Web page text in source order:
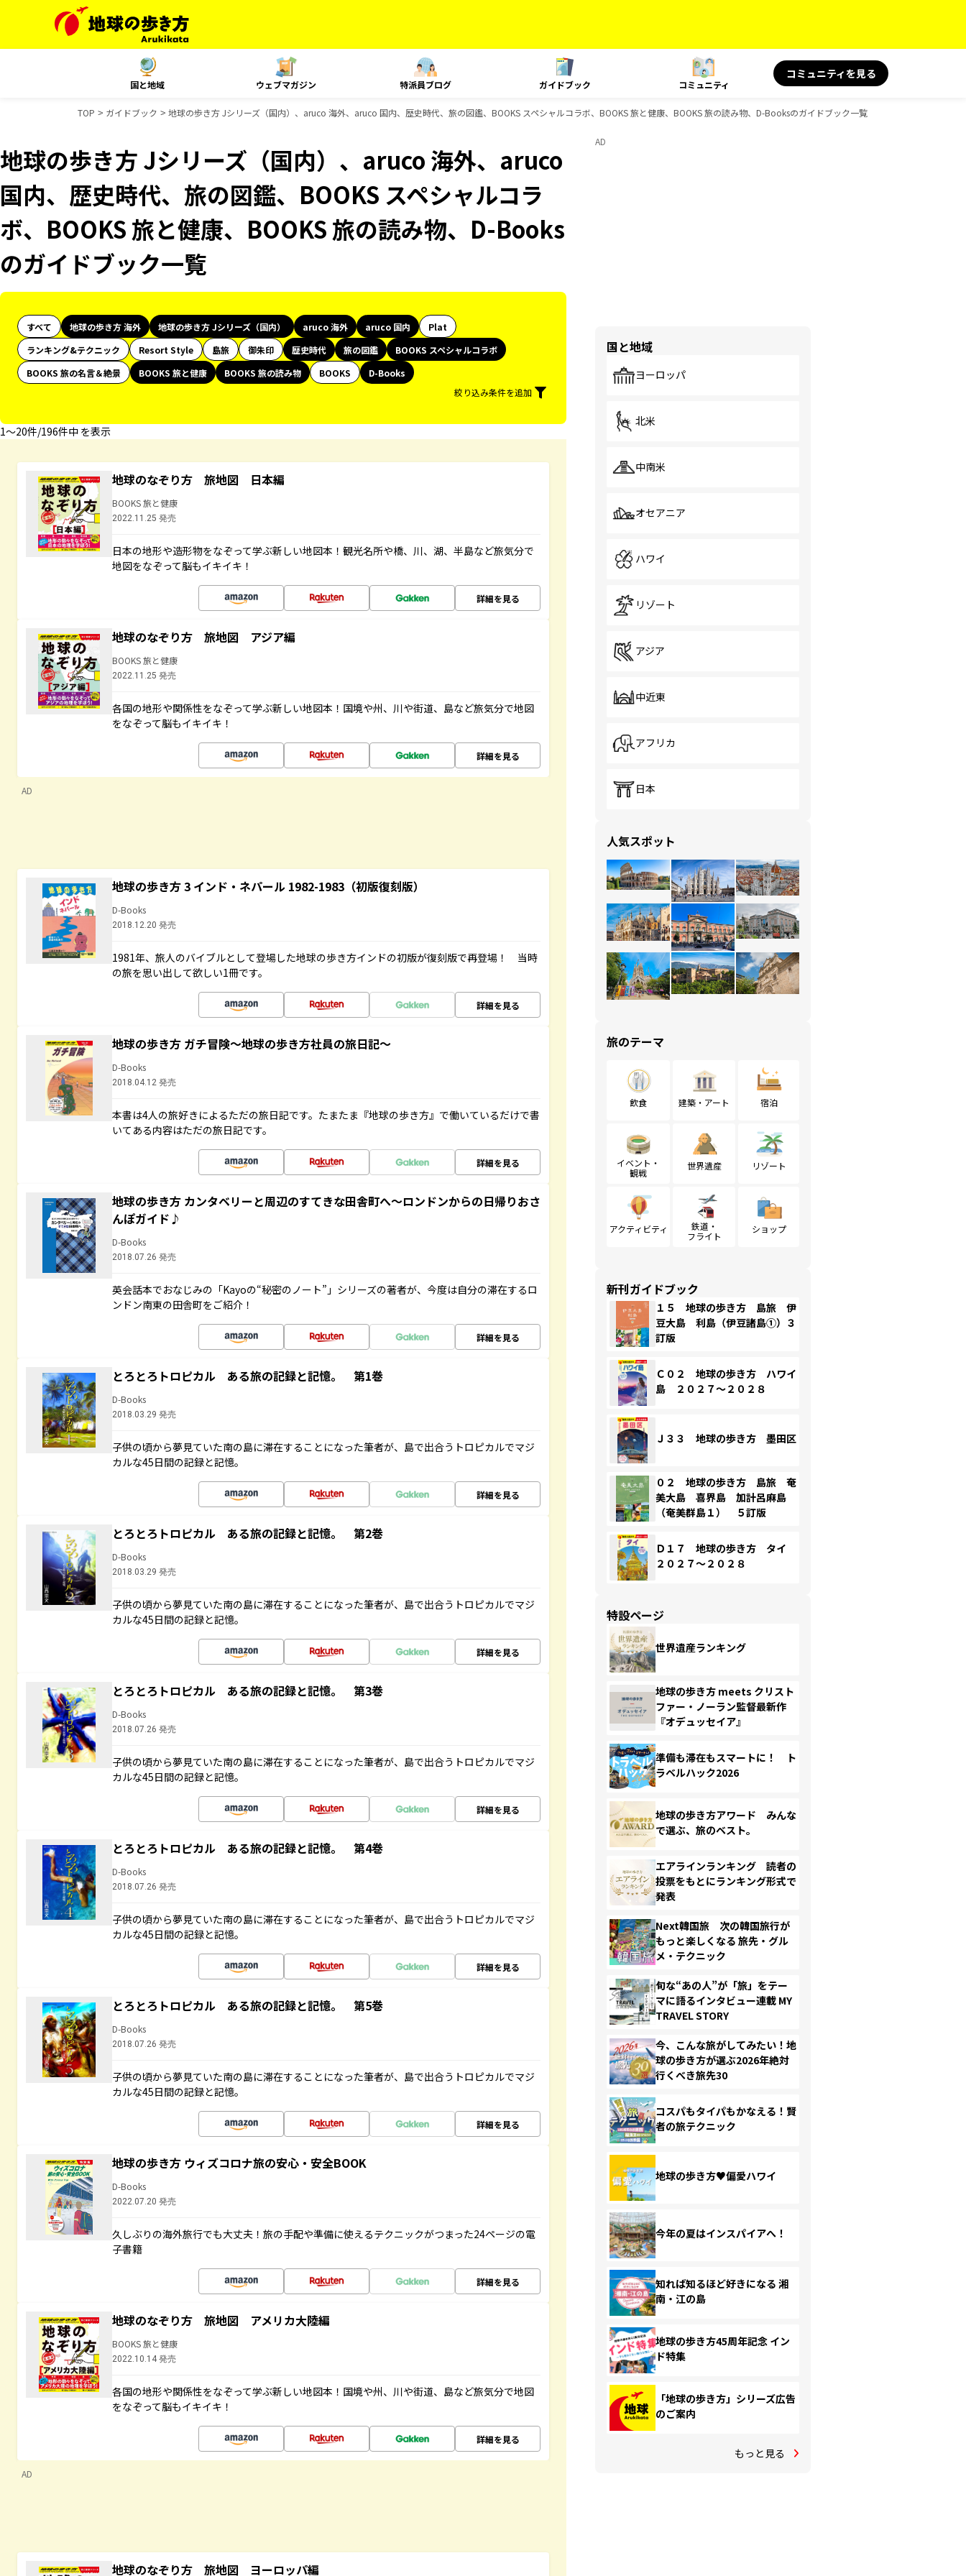
国と地域 ウェブマガジン 特派員ブログ ガイドブック コミュニティ
コミュニティを見る
TOP ガイドブック 地球の歩き方 Jシリーズ（国内）、aruco 海外、aruco 国内、歴史時代、旅の図鑑、BOOKS スペシャルコラボ、BOOKS 旅と健康、BOOKS 旅の読み物、D-Booksのガイドブック一覧
地球の歩き方 Jシリーズ（国内）、aruco 海外、aruco
国内、歴史時代、旅の図鑑、BOOKS スペシャルコラ
ボ、BOOKS 旅と健康、BOOKS 旅の読み物、D-Books
のガイドブック一覧
すべて 地球の歩き方 海外 地球の歩き方 Jシリーズ（国内） aruco 海外 aruco 国内
Plat
ランキング&テクニック
Resort Style 島旅 御朱印 歴史時代 旅の図鑑
BOOKS スペシャルコラボ
BOOKS 旅の名言＆絶景
BOOKS 旅と健康 BOOKS 旅の読み物 BOOKS
D-Books
絞り込み条件を追加
1〜20件/196件中 を表示
地球のなぞり方 旅地図 日本編
BOOKS 旅と健康
2022.11.25 発売
日本の地形や造形物をなぞって学ぶ新しい地図本！観光名所や橋、川、湖、半島など旅気分で
地図をなぞって脳もイキイキ！
詳細を見る
地球のなぞり方 旅地図 アジア編
BOOKS 旅と健康
2022.11.25 発売
各国の地形や関係性をなぞって学ぶ新しい地図本！国境や州、川や街道、島など旅気分で地図
をなぞって脳もイキイキ！
詳細を見る
AD
地球の歩き方 3 インド・ネパール 1982-1983（初版復刻版）
D-Books
2018.12.20 発売
1981年、旅人のバイブルとして登場した地球の歩き方インドの初版が復刻版で再登場！ 当時
の旅を思い出して欲しい1冊です。
詳細を見る
地球の歩き方 ガチ冒険～地球の歩き方社員の旅日記～
D-Books
2018.04.12 発売
本書は4人の旅好きによるただの旅日記です。たまたま『地球の歩き方』で働いているだけで書
いてある内容はただの旅日記です。
詳細を見る
地球の歩き方 カンタベリーと周辺のすてきな田舎町へ～ロンドンからの日帰りおさ
んぽガイド♪
D-Books
2018.07.26 発売
英会話本でおなじみの「Kayoの“秘密のノート”」シリーズの著者が、今度は自分の滞在するロ
ンドン南東の田舎町をご紹介！
詳細を見る
とろとろトロピカル ある旅の記録と記憶。 第1巻
D-Books
2018.03.29 発売
子供の頃から夢見ていた南の島に滞在することになった筆者が、島で出合うトロピカルでマジ
カルな45日間の記録と記憶。
詳細を見る
とろとろトロピカル ある旅の記録と記憶。 第2巻
D-Books
2018.03.29 発売
子供の頃から夢見ていた南の島に滞在することになった筆者が、島で出合うトロピカルでマジ
カルな45日間の記録と記憶。
詳細を見る
とろとろトロピカル ある旅の記録と記憶。 第3巻
D-Books
2018.07.26 発売
子供の頃から夢見ていた南の島に滞在することになった筆者が、島で出合うトロピカルでマジ
カルな45日間の記録と記憶。
詳細を見る
とろとろトロピカル ある旅の記録と記憶。 第4巻
D-Books
2018.07.26 発売
子供の頃から夢見ていた南の島に滞在することになった筆者が、島で出合うトロピカルでマジ
カルな45日間の記録と記憶。
詳細を見る
とろとろトロピカル ある旅の記録と記憶。 第5巻
D-Books
2018.07.26 発売
子供の頃から夢見ていた南の島に滞在することになった筆者が、島で出合うトロピカルでマジ
カルな45日間の記録と記憶。
詳細を見る
地球の歩き方 ウィズコロナ旅の安心・安全BOOK
D-Books
2022.07.20 発売
久しぶりの海外旅行でも大丈夫！旅の手配や準備に使えるテクニックがつまった24ページの電
子書籍
詳細を見る
地球のなぞり方 旅地図 アメリカ大陸編
BOOKS 旅と健康
2022.10.14 発売
各国の地形や関係性をなぞって学ぶ新しい地図本！国境や州、川や街道、島など旅気分で地図
をなぞって脳もイキイキ！
詳細を見る
AD
地球のなぞり方 旅地図 ヨーロッパ編
AD
国と地域
ヨーロッパ
北米
中南米
オセアニア
ハワイ
リゾート
アジア
中近東
アフリカ
日本
人気スポット
旅のテーマ
飲食 建築・アート 宿泊
イベント・
観戦
世界遺産 リゾート
アクティビティ
鉄道・
フライト
ショップ
新刊ガイドブック
１５ 地球の歩き方 島旅 伊
豆大島 利島（伊豆諸島①）３
訂版
Ｃ０２ 地球の歩き方 ハワイ
島 ２０２７～２０２８
Ｊ３３ 地球の歩き方 墨田区
０２ 地球の歩き方 島旅 奄
美大島 喜界島 加計呂麻島
（奄美群島１） ５訂版
Ｄ１７ 地球の歩き方 タイ
２０２７～２０２８
特設ページ
世界遺産ランキング
地球の歩き方 meets クリスト
ファー・ノーラン監督最新作
『オデュッセイア』
準備も滞在もスマートに！ ト
ラベルハック2026
地球の歩き方アワード みんな
で選ぶ、旅のベスト。
エアラインランキング 読者の
投票をもとにランキング形式で
発表
Next韓国旅 次の韓国旅行が
もっと楽しくなる 旅先・グル
メ・テクニック
旬な“あの人”が「旅」をテー
マに語るインタビュー連載 MY
TRAVEL STORY
今、こんな旅がしてみたい！地
球の歩き方が選ぶ2026年絶対
行くべき旅先30
コスパもタイパもかなえる！賢
者の旅テクニック
地球の歩き方♥偏愛ハワイ
今年の夏はインスパイアへ！
知れば知るほど好きになる 湘
南・江の島
地球の歩き方45周年記念 イン
ド特集
「地球の歩き方」シリーズ広告
のご案内
もっと見る